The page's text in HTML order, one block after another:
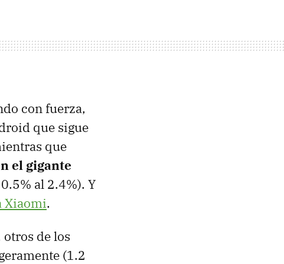
con fuerza,
que sigue
que
el gigante
al 2.4%). Y
Xiaomi.
de los
(1.2